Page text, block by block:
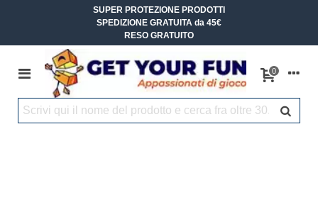
SUPER PROTEZIONE PRODOTTI
SPEDIZIONE GRATUITA da 45€
RESO GRATUITO
0